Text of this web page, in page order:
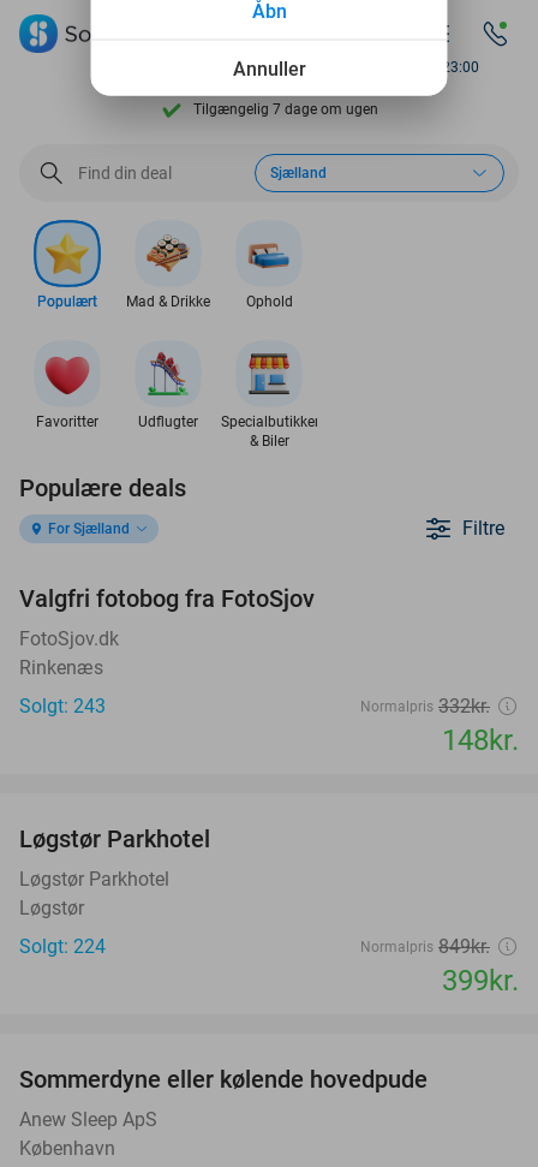
Se flere end 15.000 deals
Tilgængelig 7 dage om ugen
10+ millioner medlemmer
Se flere end 15.000 deals
Available until 23:00
Populært Mad & Drikke Ophold
Favoritter Udflugter
Specialbutikker
& Biler
Sjælland
Populære deals
For Sjælland Filtre
favorite_border
Valgfri fotobog fra FotoSjov
FotoSjov.dk
Rinkenæs
Solgt: 243
Normalpris 332kr.
148kr.
Løgstør Parkhotel
Løgstør Parkhotel
Løgstør
Solgt: 224
Normalpris 849kr.
399kr.
Sommerdyne eller kølende hovedpude
Anew Sleep ApS
København
Annuller
Åbn